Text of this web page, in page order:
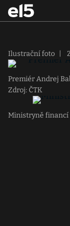
Ilustrační foto
Premiér Andrej
Zdroj: ČTK
Ministryně financí